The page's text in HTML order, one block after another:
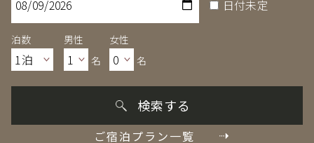
日付未定
泊数
男性
名
女性
名
検索する
ご宿泊プラン一覧